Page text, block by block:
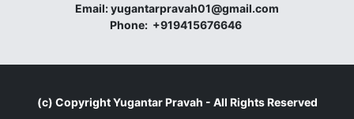
Email:yugantarpravah01@gmail.com
Phone: +919415676646
(c) CopyrightYugantar Pravah - All Rights Reserved